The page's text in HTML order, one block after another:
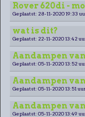
Rover 620di -
Geplaatst: 28-11-2020 19:33
wat is dit?
Geplaatst: 22-11-2020 13:42
Aandampen
Geplaatst: 05-11-2020 13:52
Aandampen
Geplaatst: 05-11-2020 13:51
Aandampen
Geplaatst: 05-11-2020 13:49